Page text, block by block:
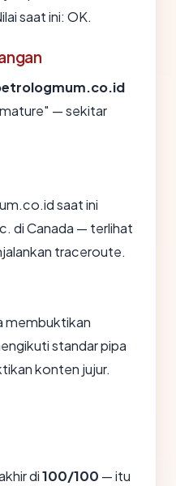
saat ini: OK.
— sekitar
saat ini
di Canada — terlihat
traceroute.
membuktikan
standar pipa
konten jujur.
di100/100 — itu